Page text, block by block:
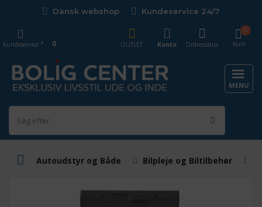
Dansk webshop Kundeservice 24/7
Kurv
0
OUTLET
Konto Ordrestatus
Kundeservice 0
MENU
Autoudstyr og Både Bilpleje og Biltilbehør